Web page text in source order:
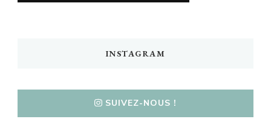
INSTAGRAM
SUIVEZ-NOUS !